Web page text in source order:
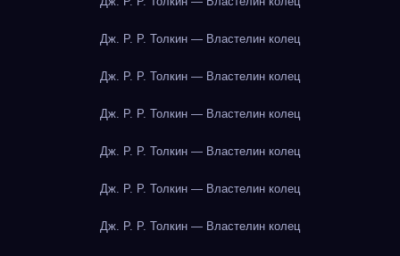
Дж. Р. Р. Толкин — Властелин колец
Дж. Р. Р. Толкин — Властелин колец
Дж. Р. Р. Толкин — Властелин колец
Дж. Р. Р. Толкин — Властелин колец
Дж. Р. Р. Толкин — Властелин колец
Дж. Р. Р. Толкин — Властелин колец